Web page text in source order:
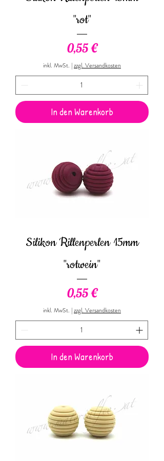
"rot"
Preis
0,55 €
inkl. MwSt. |zzgl. Versandkosten
In den Warenkorb
Silikon Rillenperlen 15mm
"rotwein"
Preis
0,55 €
inkl. MwSt. |zzgl. Versandkosten
In den Warenkorb